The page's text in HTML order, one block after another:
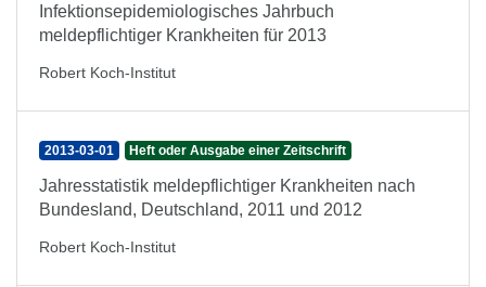
Infektionsepidemiologisches Jahrbuch
meldepflichtiger Krankheiten für 2013
Robert Koch-Institut
2013-03-01 Heft oder Ausgabe einer Zeitschrift
Jahresstatistik meldepflichtiger Krankheiten nach
Bundesland, Deutschland, 2011 und 2012
Robert Koch-Institut